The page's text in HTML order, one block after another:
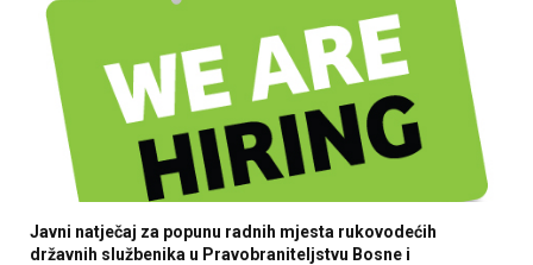
Javni natječaj za popunu radnih mjesta rukovodećih
državnih službenika u Pravobraniteljstvu Bosne i